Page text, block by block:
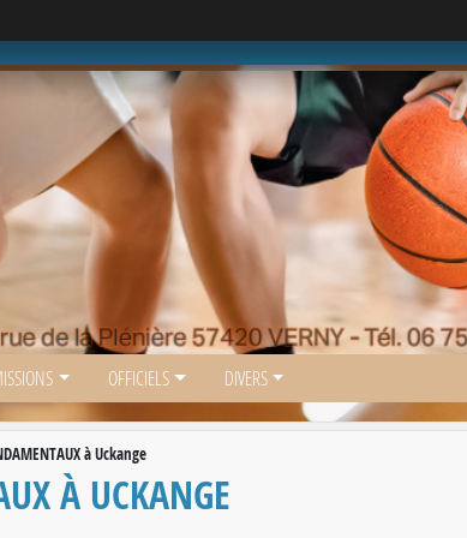
OFFICIELS DIVERS
à Uckange
À UCKANGE